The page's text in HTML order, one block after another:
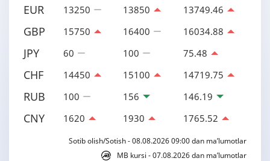
EUR 13250 13850 13749.46
GBP 15750 16400 16034.88
JPY 60 100 75.48
CHF 14450 15100 14719.75
RUB 100 156 146.19
CNY 1620 1930 1765.52
Sotib olish/Sotish - 08.08.2026 09:00 dan ma’lumotlar
MB kursi - 07.08.2026 dan ma’lumotlar